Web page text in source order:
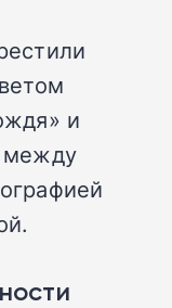
и
между